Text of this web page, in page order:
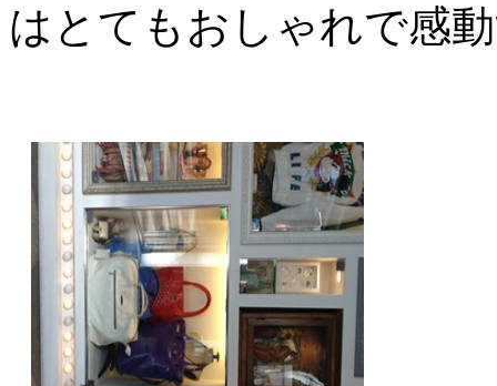
はとてもおしゃれで感